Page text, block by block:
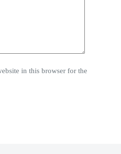
in this browser for the